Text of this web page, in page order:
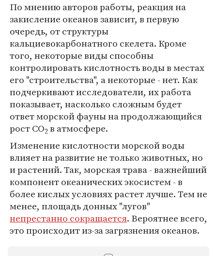
По мнению авторов работы, реакция на
закисление океанов зависит, в первую
очередь, от структуры
кальциевокарбонатного скелета. Кроме
того, некоторые виды способны
контролировать кислотность воды в местах
его "строительства", а некоторые - нет. Как
подчеркивают исследователи, их работа
показывает, насколько сложным будет
ответ морской фауны на продолжающийся
рост CO2 в атмосфере.
Изменение кислотности морской воды
влияет на развитие не только животных, но
и растений. Так, морская трава - важнейший
компонент океанических экосистем - в
более кислых условиях растет лучше. Тем не
менее, площадь донных "лугов"
непрестанно сокращается. Вероятнее всего,
это происходит из-за загрязнения океанов.